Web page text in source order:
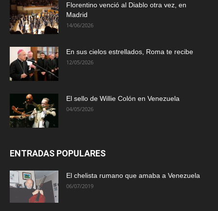
Florentino venció al Diablo otra vez, en
Madrid
14/06/2026
En sus cielos estrellados, Roma te recibe
12/05/2026
El sello de Willie Colón en Venezuela
04/05/2026
ENTRADAS POPULARES
El chelista rumano que amaba a Venezuela
06/07/2019